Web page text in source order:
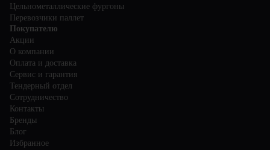
Цельнометаллические фургоны
Перевозчики паллет
Покупателю
Акции
О компании
Оплата и доставка
Сервис и гарантия
Тендерный отдел
Сотрудничество
Контакты
Бренды
Блог
Избранное